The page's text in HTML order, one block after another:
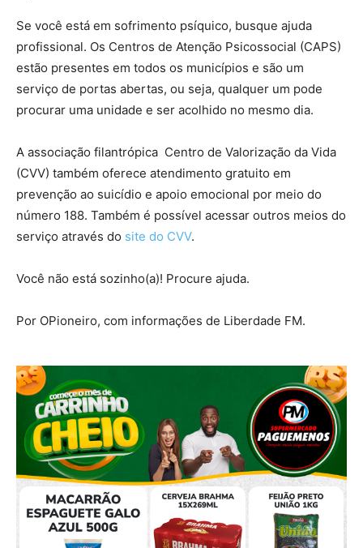
Se você está em sofrimento psíquico, busque ajuda
profissional. Os Centros de Atenção Psicossocial (CAPS)
estão presentes em todos os municípios e são um
serviço de portas abertas, ou seja, qualquer um pode
procurar uma unidade e ser acolhido no mesmo dia.
A associação filantrópica Centro de Valorização da Vida
(CVV) também oferece atendimento gratuito em
prevenção ao suicídio e apoio emocional por meio do
número 188. Também é possível acessar outros meios do
serviço através do site do CVV.
Você não está sozinho(a)! Procure ajuda.
Por OPioneiro, com informações de Liberdade FM.